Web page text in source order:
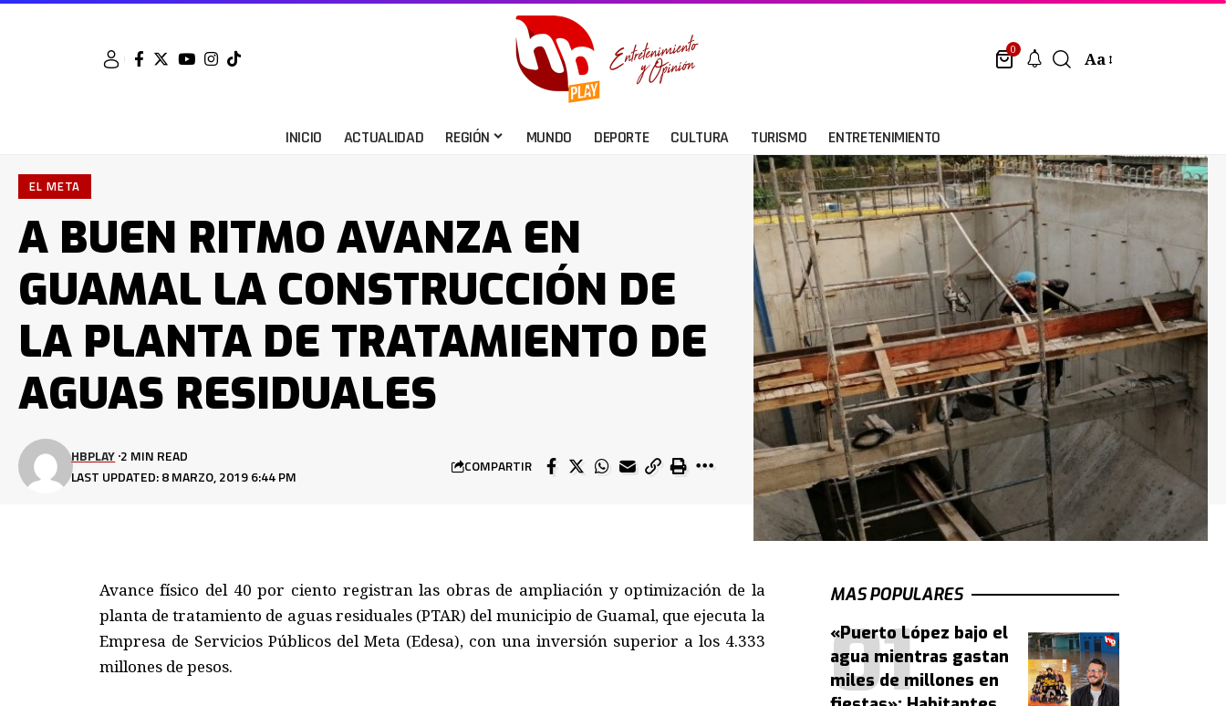
0 Aa
INICIO ACTUALIDAD REGIÓN MUNDO DEPORTE CULTURA TURISMO ENTRETENIMIENTO
EL META
A BUEN RITMO AVANZA EN
GUAMAL LA CONSTRUCCIÓN DE
LA PLANTA DE TRATAMIENTO DE
AGUAS RESIDUALES
LAST UPDATED: 8 MARZO, 2019 6:44 PM
HBPLAY 2 MIN READ
COMPARTIR
Avance físico del 40 por ciento registran las obras de ampliación y optimización de la
planta de tratamiento de aguas residuales (PTAR) del municipio de Guamal, que ejecuta la
Empresa de Servicios Públicos del Meta (Edesa), con una inversión superior a los 4.333
millones de pesos.
MAS POPULARES
«Puerto López bajo el
agua mientras gastan
miles de millones en